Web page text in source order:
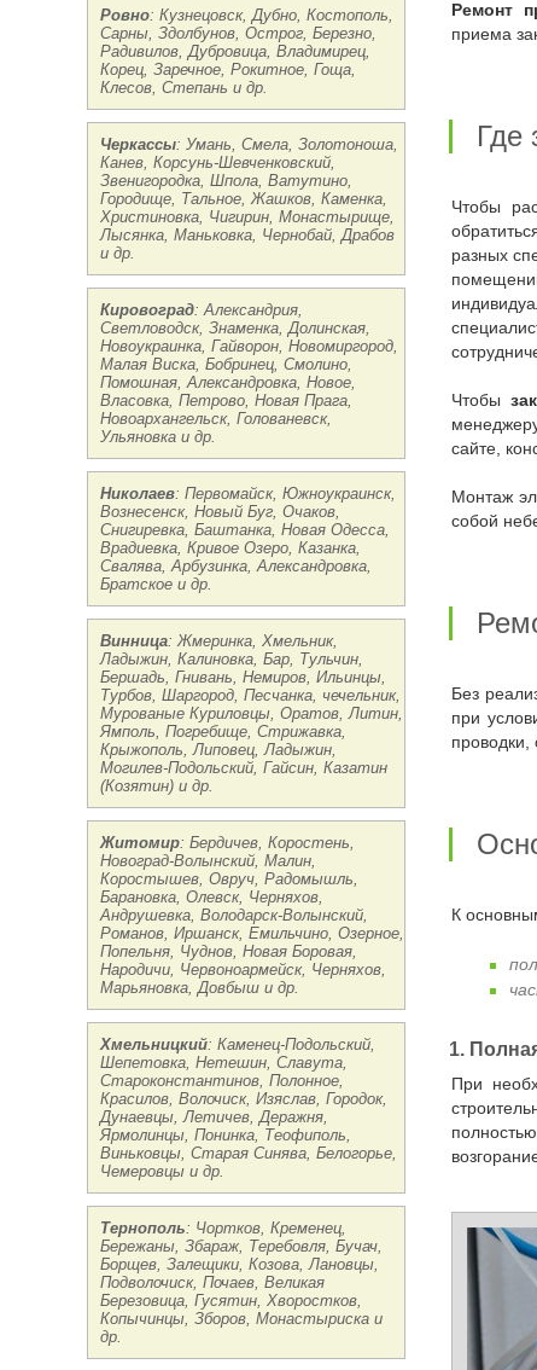
Ровно: Кузнецовск, Дубно, Костополь,
Сарны, Здолбунов, Острог, Березно,
Радивилов, Дубровица, Владимирец,
Корец, Заречное, Рокитное, Гоща,
Клесов, Степань и др.
Черкассы: Умань, Смела, Золотоноша,
Канев, Корсунь-Шевченковский,
Звенигородка, Шпола, Ватутино,
Городище, Тальное, Жашков, Каменка,
Христиновка, Чигирин, Монастырище,
Лысянка, Маньковка, Чернобай, Драбов
и др.
Кировоград: Александрия,
Светловодск, Знаменка, Долинская,
Новоукраинка, Гайворон, Новомиргород,
Малая Виска, Бобринец, Смолино,
Помошная, Александровка, Новое,
Власовка, Петрово, Новая Прага,
Новоархангельск, Голованевск,
Ульяновка и др.
Николаев: Первомайск, Южноукраинск,
Вознесенск, Новый Буг, Очаков,
Снигиревка, Баштанка, Новая Одесса,
Врадиевка, Кривое Озеро, Казанка,
Свалява, Арбузинка, Александровка,
Братское и др.
Винница: Жмеринка, Хмельник,
Ладыжин, Калиновка, Бар, Тульчин,
Бершадь, Гнивань, Немиров, Ильинцы,
Турбов, Шаргород, Песчанка, чечельник,
Мурованые Куриловцы, Оратов, Литин,
Ямполь, Погребище, Стрижавка,
Крыжополь, Липовец, Ладыжин,
Могилев-Подольский, Гайсин, Казатин
(Козятин) и др.
Житомир: Бердичев, Коростень,
Новоград-Волынский, Малин,
Коростышев, Овруч, Радомышль,
Барановка, Олевск, Черняхов,
Андрушевка, Володарск-Волынский,
Романов, Иршанск, Емильчино, Озерное,
Попельня, Чуднов, Новая Боровая,
Народичи, Червоноармейск, Черняхов,
Марьяновка, Довбыш и др.
Хмельницкий: Каменец-Подольский,
Шепетовка, Нетешин, Славута,
Староконстантинов, Полонное,
Красилов, Волочиск, Изяслав, Городок,
Дунаевцы, Летичев, Деражня,
Ярмолинцы, Понинка, Теофиполь,
Виньковцы, Старая Синява, Белогорье,
Чемеровцы и др.
Тернополь: Чортков, Кременец,
Бережаны, Збараж, Теребовля, Бучач,
Борщев, Залещики, Козова, Лановцы,
Подволочиск, Почаев, Великая
Березовица, Гусятин, Хворостков,
Копычинцы, Зборов, Монастыриска и
др.
Ремонт
приема
Чтобы рассчитывать на качественный и соответствующий всем требованиям ремонт электричества в квартире, рекомендовано
разных
Чтобы
сайте,
Монтаж электропроводки – задача ответственная. Доверять ее стоит исключительно профессионалам, ведь любая ошибка влечет за
собой
Без реализации работающей без сбоев электропроводки создать комфортную обстановку в жилом помещении невозможно. Но даже
при
проводки,
К
1.
При необходимости проведения в доме или квартире капитального ремонта либо возведения жилого помещения с «нуля», в